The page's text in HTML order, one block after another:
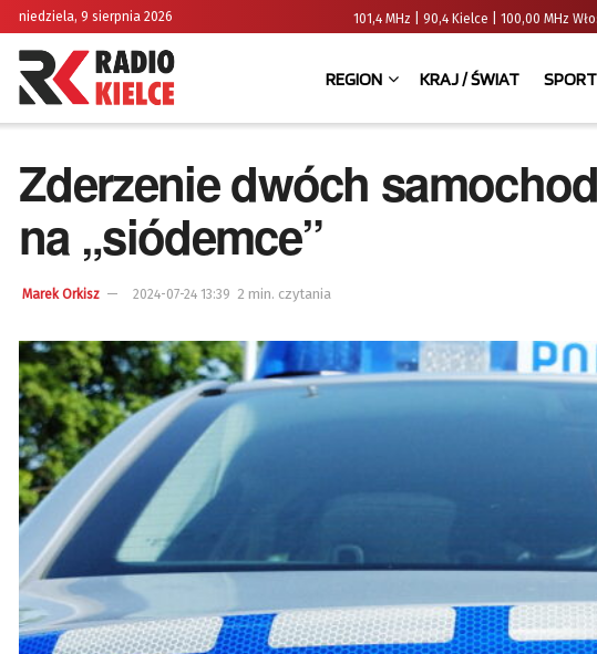
niedziela, 9 sierpnia 2026 101,4 MHz | 90,4 Kielce | 100,00 MHz
REGION KRAJ / ŚWIAT SPORT
Zderzenie dwóch
na „siódemce”
Marek Orkisz 2024-07-24 13:39 2 min. czytania